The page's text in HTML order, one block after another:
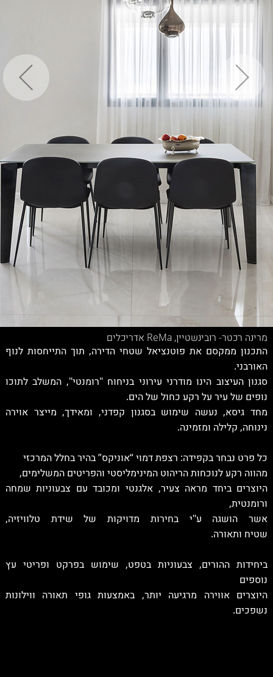
ירון טל
דנה אוברזון
רמה מנדלסון
אפרת קיסוס
מיכל שיין
רויטל תמיר
מרינה רכטר- רובינשטיין, ReMa אדריכלים
התכנון ממקסם את פוטנציאל שטחי הדירה, תוך התייחסות לנוף
האורבני.
סגנון העיצוב הינו מודרני עירוני בניחוח "רומנטי", המשלב לתוכו
נופים של עיר על רקע כחול של הים.
מחד גיסא, נעשה שימוש בסגנון קפדני, ומאידך, מייצר אוירה
נינוחה, קלילה ומזמינה.
כל פרט נבחר בקפידה: רצפת דמוי “אוניקס” בהיר בחלל המרכזי
מהווה רקע לנוכחות הריהוט המינימליסטי והפריטים המשלימים,
היוצרים ביחד מראה צעיר, אלגנטי ומכובד עם צבעוניות שמחה
ורומנטית,
אשר הושגה ע"י בחירות מדויקות של שידת טלוויזיה,
שטיח ותאורה.
ביחידות ההורים, צבעוניות בטפט, שימוש בפרקט ופריטי עץ
נוספים
היוצרים אווירה מרגיעה יותר, באמצעות גופי תאורה ווילונות
נשפכים.